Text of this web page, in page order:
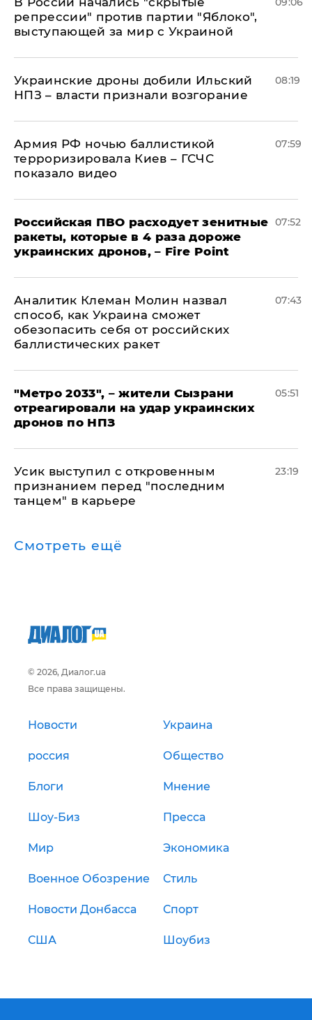
репрессии" против партии "Яблоко",
выступающей за мир с Украиной
Украинские дроны добили Ильский
НПЗ – власти признали возгорание
08:19
Армия РФ ночью баллистикой
терроризировала Киев – ГСЧС
показало видео
07:59
Российская ПВО расходует зенитные
ракеты, которые в 4 раза дороже
украинских дронов, – Fire Point
07:52
Аналитик Клеман Молин назвал
способ, как Украина сможет
обезопасить себя от российских
баллистических ракет
07:43
"Метро 2033", – жители Сызрани
отреагировали на удар украинских
дронов по НПЗ
05:51
Усик выступил с откровенным
признанием перед "последним
танцем" в карьере
23:19
Смотреть ещё
© 2026, Диалог.ua
Все права защищены.
Новости Украина
россия Общество
Блоги Мнение
Шоу-Биз Пресса
Мир Экономика
Военное Обозрение Стиль
Новости Донбасса Спорт
США Шоубиз